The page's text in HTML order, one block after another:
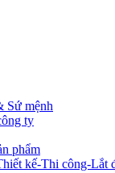
Sứ mệnh
ty
phẩm
kế-Thi công-Lắt